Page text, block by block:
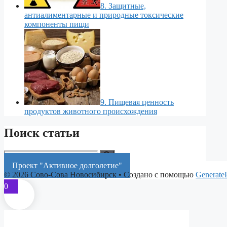
8. Защитные,
антиалиментарные и природные токсические
компоненты пищи
9. Пищевая ценность
продуктов животного происхождения
Поиск статьи
Поиск:
Проект "Активное долголетие"
© 2026 Сово-Сова Новосибирск • Создано с помощью
0